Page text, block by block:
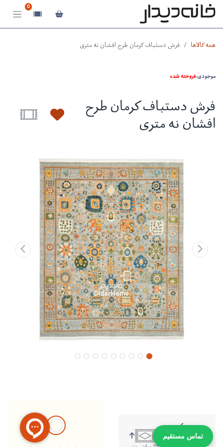
0
همه کالاها فرش دستباف کرمان طرح افشان نه متری
موجودی:فروخته شده
فرش دستباف کرمان طرح
افشان نه متری
تماس مستقیم